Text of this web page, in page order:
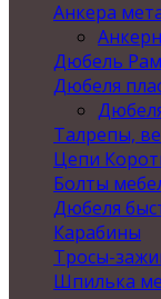
Анкера
Дюбель
Дюбеля
Талрепы,
Цепи
Болты
Дюбеля
Карабины
Тросы-
Шпилька